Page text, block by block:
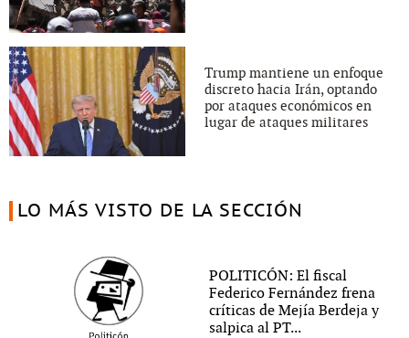
Trump mantiene un enfoque
discreto hacia Irán, optando
por ataques económicos en
lugar de ataques militares
LO MÁS VISTO DE LA SECCIÓN
POLITICÓN: El fiscal
Federico Fernández frena
críticas de Mejía Berdeja y
salpica al PT...